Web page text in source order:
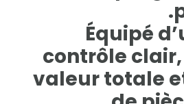
Équipé
contrôle
valeur totale